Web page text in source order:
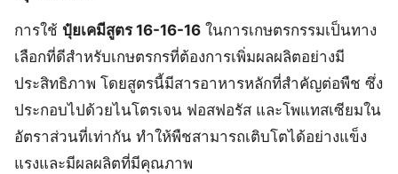
การใช้ ปุ๋ยเคมีสูตร 16-16-16 ในการเกษตรกรรมเป็นทาง
เลือกที่ดีสำหรับเกษตรกรที่ต้องการเพิ่มผลผลิตอย่างมี
ประสิทธิภาพ โดยสูตรนี้มีสารอาหารหลักที่สำคัญต่อพืช ซึ่ง
ประกอบไปด้วยไนโตรเจน ฟอสฟอรัส และโพแทสเซียมใน
อัตราส่วนที่เท่ากัน ทำให้พืชสามารถเติบโตได้อย่างแข็ง
แรงและมีผลผลิตที่มีคุณภาพ